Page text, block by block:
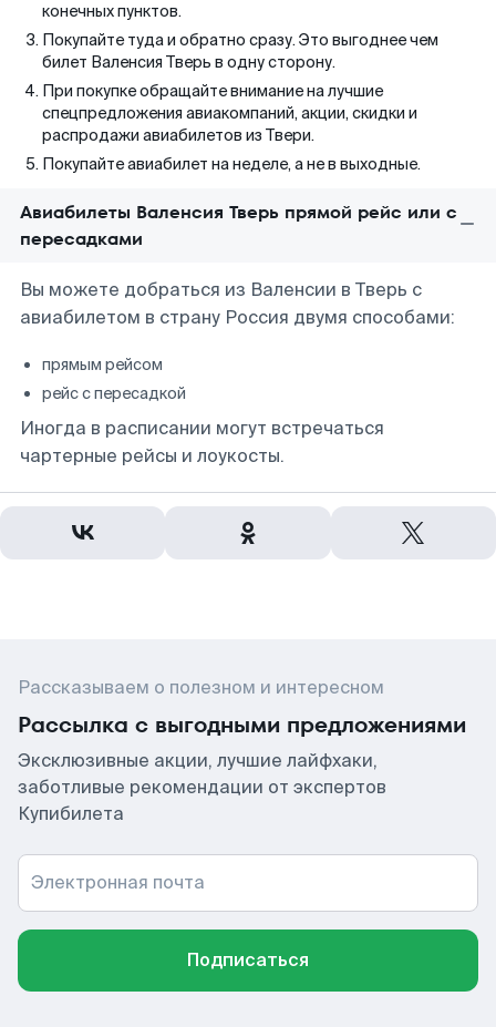
конечных пунктов.
Покупайте туда и обратно сразу. Это выгоднее чем
билет Валенсия Тверь в одну сторону.
При покупке обращайте внимание на лучшие
спецпредложения авиакомпаний, акции, скидки и
распродажи авиабилетов из Твери.
Покупайте авиабилет на неделе, а не в выходные.
Авиабилеты Валенсия Тверь прямой рейс или с
пересадками
Вы можете добраться из Валенсии в Тверь с
авиабилетом в страну Россия двумя способами:
прямым рейсом
рейс с пересадкой
Иногда в расписании могут встречаться
чартерные рейсы и лоукосты.
Рассказываем о полезном и интересном
Рассылка с выгодными предложениями
Эксклюзивные акции, лучшие лайфхаки,
заботливые рекомендации от экспертов
Купибилета
Электронная почта
Подписаться